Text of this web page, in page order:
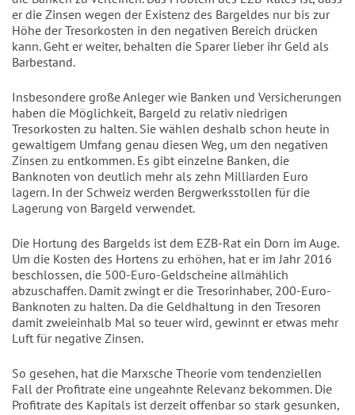
er die Zinsen wegen der Existenz des Bargeldes nur bis zur
Höhe der Tresorkosten in den negativen Bereich drücken
kann. Geht er weiter, behalten die Sparer lieber ihr Geld als
Barbestand.
Insbesondere große Anleger wie Banken und Versicherungen
haben die Möglichkeit, Bargeld zu relativ niedrigen
Tresorkosten zu halten. Sie wählen deshalb schon heute in
gewaltigem Umfang genau diesen Weg, um den negativen
Zinsen zu entkommen. Es gibt einzelne Banken, die
Banknoten von deutlich mehr als zehn Milliarden Euro
lagern. In der Schweiz werden Bergwerksstollen für die
Lagerung von Bargeld verwendet.
Die Hortung des Bargelds ist dem EZB-Rat ein Dorn im Auge.
Um die Kosten des Hortens zu erhöhen, hat er im Jahr 2016
beschlossen, die 500-Euro-Geldscheine allmählich
abzuschaffen. Damit zwingt er die Tresorinhaber, 200-Euro-
Banknoten zu halten. Da die Geldhaltung in den Tresoren
damit zweieinhalb Mal so teuer wird, gewinnt er etwas mehr
Luft für negative Zinsen.
So gesehen, hat die Marxsche Theorie vom tendenziellen
Fall der Profitrate eine ungeahnte Relevanz bekommen. Die
Profitrate des Kapitals ist derzeit offenbar so stark gesunken,